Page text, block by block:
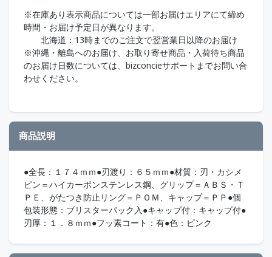
※在庫あり表示商品については一部お届けエリアにて締め
時間・お届け予定日が異なります。
北海道：13時までのご注文で翌営業日以降のお届け
※沖縄・離島へのお届け、お取り寄せ商品・入荷待ち商品
のお届け日数については、bizconcieサポートまでお問い合
わせください。
商品説明
●全長：１７４ｍｍ●刃渡り：６５ｍｍ●材質：刃・カシメ
ピン＝ハイカーボンステンレス鋼、グリップ＝ＡＢＳ・Ｔ
ＰＥ、がたつき防止リング＝ＰＯＭ、キャップ＝ＰＰ●個
包装形態：ブリスターパック入●キャップ付：キャップ付●
刃厚：１．８ｍｍ●フッ素コート：有●色：ピンク